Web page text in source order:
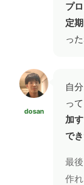
プ
定
った
dosan
自
っ
加
で
最
作